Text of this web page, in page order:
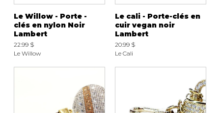
Le Willow - Porte -
clés en nylon Noir
Lambert
22.99 $
Le Willow
Le cali - Porte-clés en
cuir vegan noir
Lambert
20.99 $
Le Cali